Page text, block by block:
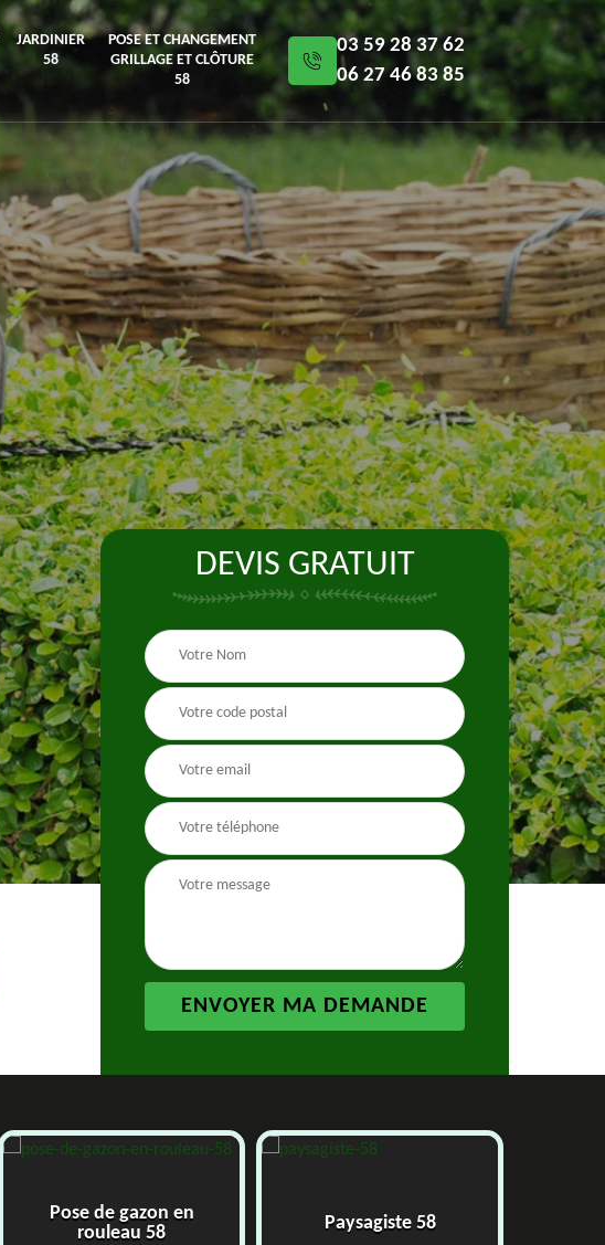
JARDINIER
58
POSE ET CHANGEMENT
GRILLAGE ET CLÔTURE
58
03 59 28 37 62
06 27 46 83 85
DEVIS GRATUIT
Pose de gazon en
rouleau 58
Paysagiste 58